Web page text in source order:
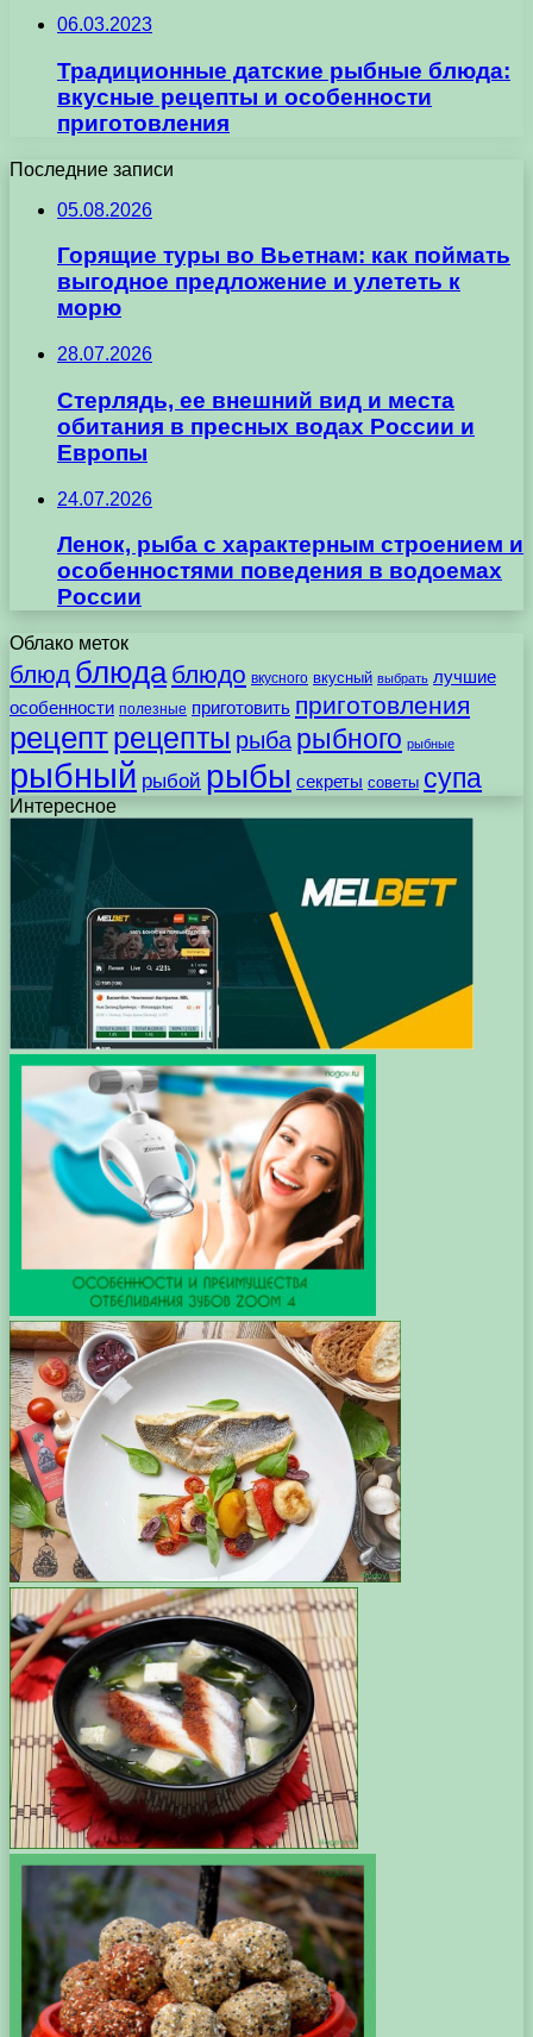
06.03.2023
Традиционные датские рыбные блюда:
вкусные рецепты и особенности
приготовления
Последние записи
05.08.2026
Горящие туры во Вьетнам: как поймать
выгодное предложение и улететь к
морю
28.07.2026
Стерлядь, ее внешний вид и места
обитания в пресных водах России и
Европы
24.07.2026
Ленок, рыба с характерным строением и
особенностями поведения в водоемах
России
Облако меток
блюд блюда блюдо вкусного вкусный выбрать лучшие
особенности полезные приготовить приготовления
рецептрецепты рыба рыбного рыбные
рыбный рыбой рыбы секреты советы супа
Интересное